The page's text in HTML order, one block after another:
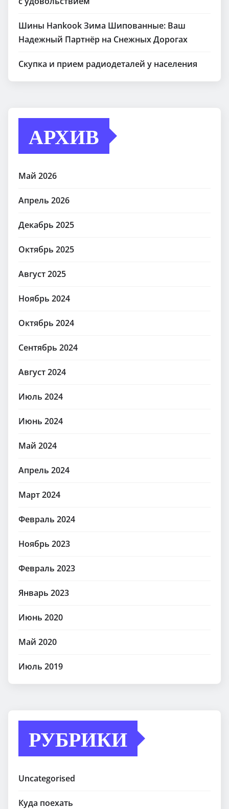
Шины Hankook Зима Шипованные: Ваш
Надежный Партнёр на Снежных Дорогах
Скупка и прием радиодеталей у населения
АРХИВ
Май 2026
Апрель 2026
Декабрь 2025
Октябрь 2025
Август 2025
Ноябрь 2024
Октябрь 2024
Сентябрь 2024
Август 2024
Июль 2024
Июнь 2024
Май 2024
Апрель 2024
Март 2024
Февраль 2024
Ноябрь 2023
Февраль 2023
Январь 2023
Июнь 2020
Май 2020
Июль 2019
РУБРИКИ
Uncategorised
Куда поехать